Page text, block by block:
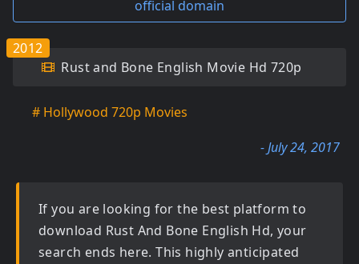
official domain
Rust and Bone English Movie Hd 720p
2012
# Hollywood 720p Movies
- July 24, 2017
If you are looking for the best platform to
download Rust And Bone English Hd, your
search ends here. This highly anticipated